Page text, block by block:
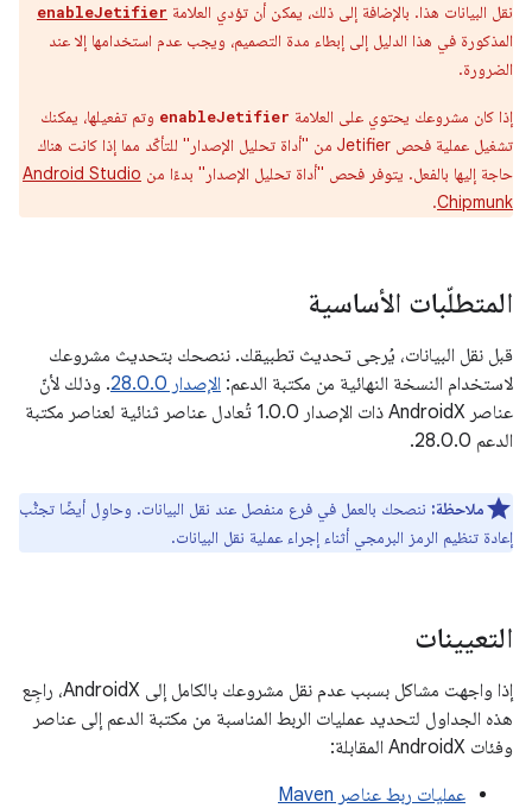
نقل البيانات هذا. بالإضافة إلى ذلك، يمكن أن تؤدي العلامة enableJetifier
المذكورة في هذا الدليل إلى إبطاء مدة التصميم، ويجب عدم استخدامها إلا عند
الضرورة.
إذا كان مشروعك يحتوي على العلامة enableJetifier وتم تفعيلها، يمكنك
تشغيل عملية فحص Jetifier من "أداة تحليل الإصدار" للتأكّد مما إذا كانت هناك
حاجة إليها بالفعل. يتوفر فحص "أداة تحليل الإصدار" بدءًا من Android Studio
Chipmunk
.
المتطلّبات الأساسية
قبل نقل البيانات، يُرجى تحديث تطبيقك. ننصحك بتحديث مشروعك
لاستخدام النسخة النهائية من مكتبة الدعم: الإصدار 28.0.0
. وذلك لأنّ
عناصر AndroidX ذات الإصدار 1.0.0 تُعادل عناصر ثنائية لعناصر مكتبة
الدعم 28.0.0.
ملاحظة: ننصحك بالعمل في فرع منفصل عند نقل البيانات. وحاوِل أيضًا تجنُّب
إعادة تنظيم الرمز البرمجي أثناء إجراء عملية نقل البيانات.
التعيينات
إذا واجهت مشاكل بسبب عدم نقل مشروعك بالكامل إلى AndroidX، راجِع
هذه الجداول لتحديد عمليات الربط المناسبة من مكتبة الدعم إلى عناصر
وفئات AndroidX المقابلة:
عمليات ربط عناصر Maven